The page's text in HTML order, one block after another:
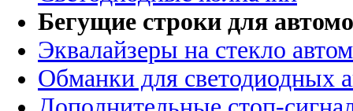
Бегущие строки для
Эквалайзеры на стекло
Обманки для светодиодных